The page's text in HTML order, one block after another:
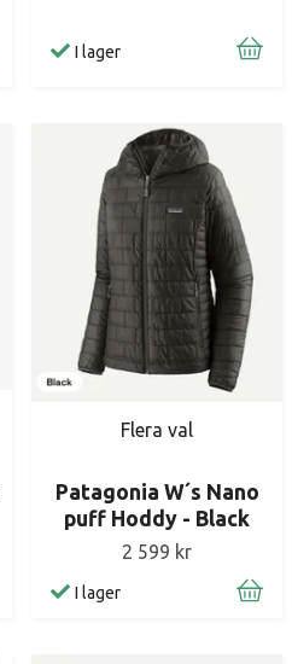
I lager
Flera val
Patagonia W´s Nano
puff Hoddy - Black
2 599 kr
I lager